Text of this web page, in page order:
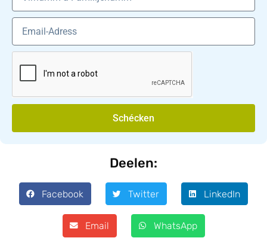
Schécken
Deelen:
Facebook Twitter LinkedIn
Email WhatsApp